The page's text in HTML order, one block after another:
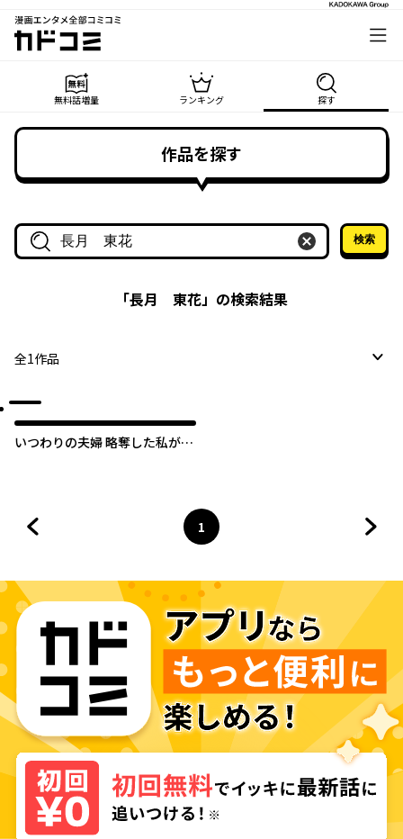
漫画エンタメ全部コミコミ
カドコミ
無料話増量 ランキング 探す
作品を探す
作品名・作家名で探す
検索
「長月 東花」の検索結果
全1作品
いつわりの夫婦 略奪した私がサ
ページ
1
へ